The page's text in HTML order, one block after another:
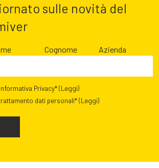
sulle novità del
Cognome Azienda
Privacy*(Leggi)
dati personali*(Leggi)